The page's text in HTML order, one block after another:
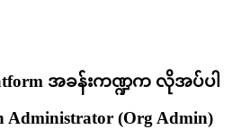
အခန်းကဏ္ဍက လိုအပ်ပါ
(Org Admin)